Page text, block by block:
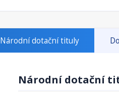
Národní dotační tituly
Národní dotační